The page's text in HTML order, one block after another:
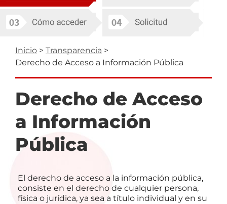
Ruta
de
navegación
Inicio
Transparencia
Derecho de Acceso a Información Pública
Derecho de Acceso
a Información
Pública
El derecho de acceso a la información pública,
consiste en el derecho de cualquier persona,
física o jurídica, ya sea a título individual y en su